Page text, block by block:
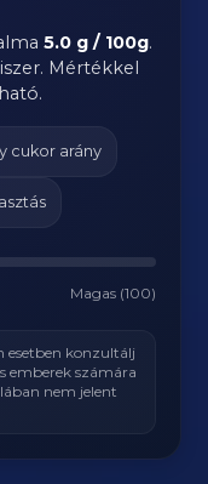
5.0 g / 100g.
Mértékkel
cukor arány
Magas (100)
esetben konzultálj
emberek számára
nem jelent